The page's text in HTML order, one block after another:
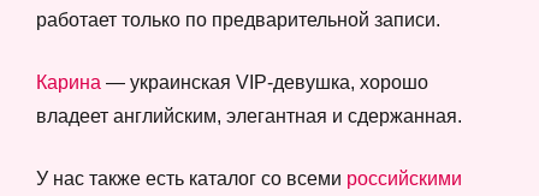
работает только по предварительной записи.
Карина — украинская VIP-девушка, хорошо
владеет английским, элегантная и сдержанная.
У нас также есть каталог со всеми российскими